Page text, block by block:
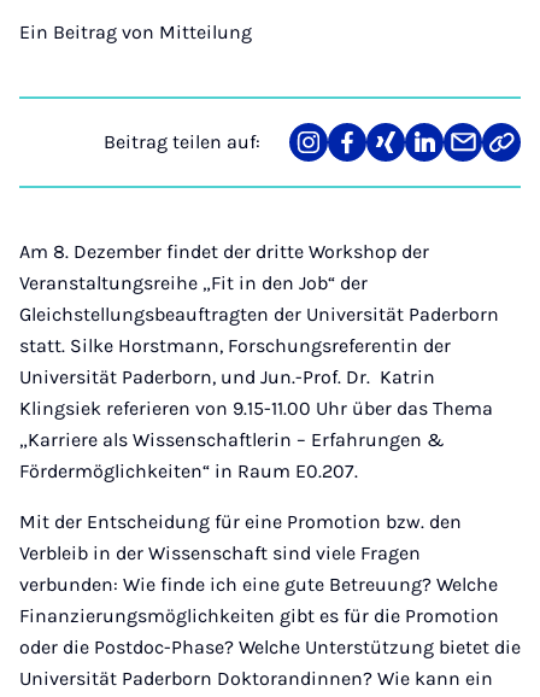
Ein Beitrag von Mitteilung
Beitrag teilen auf:
Teilen
auf
Teilen
auf
Teilen
auf
Teilen
auf
Teilen
über
Link
Am 8. Dezember findet der dritte Workshop der
Veranstaltungsreihe „Fit in den Job“ der
Gleichstellungsbeauftragten der Universität Paderborn
statt. Silke Horstmann, Forschungsreferentin der
Universität Paderborn, und Jun.-Prof. Dr. Katrin
Klingsiek referieren von 9.15-11.00 Uhr über das Thema
„Karriere als Wissenschaftlerin – Erfahrungen &
Fördermöglichkeiten“ in Raum E0.207.
Mit der Entscheidung für eine Promotion bzw. den
Verbleib in der Wissenschaft sind viele Fragen
verbunden: Wie finde ich eine gute Betreuung? Welche
Finanzierungsmöglichkeiten gibt es für die Promotion
oder die Postdoc-Phase? Welche Unterstützung bietet die
Universität Paderborn Doktorandinnen? Wie kann ein